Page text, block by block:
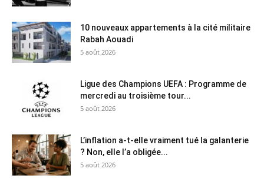
10 nouveaux appartements à la cité militaire
Rabah Aouadi
5 août 2026
Ligue des Champions UEFA : Programme de
mercredi au troisième tour...
5 août 2026
L’inflation a-t-elle vraiment tué la galanterie
? Non, elle l’a obligée...
5 août 2026